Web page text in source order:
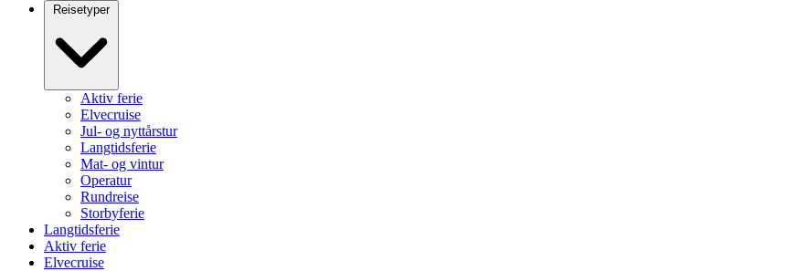
Reisetyper
Aktiv ferie
Elvecruise
Jul- og nyttårstur
Langtidsferie
Mat- og vintur
Operatur
Rundreise
Storbyferie
Langtidsferie
Aktiv ferie
Elvecruise